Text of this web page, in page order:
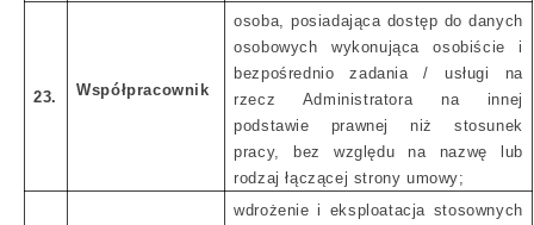
23. Współpracownik
osoba, posiadająca dostęp do danych
osobowych wykonująca osobiście i
bezpośrednio zadania / usługi na
rzecz Administratora na innej
podstawie prawnej niż stosunek
pracy, bez względu na nazwę lub
rodzaj łączącej strony umowy;
wdrożenie i eksploatacja stosownych